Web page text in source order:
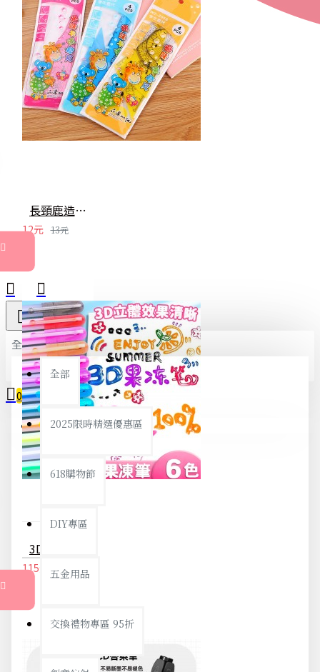
全部
全部
2025限時精選優惠區
618購物節
DIY專區
五金用品
交換禮物專區 95折
0
您的購物車內沒有商品！
長頸鹿造型4件套尺 文具禮品 三角尺 量角器 直尺 繪圖 學生用品
12元 13元
115元 121元